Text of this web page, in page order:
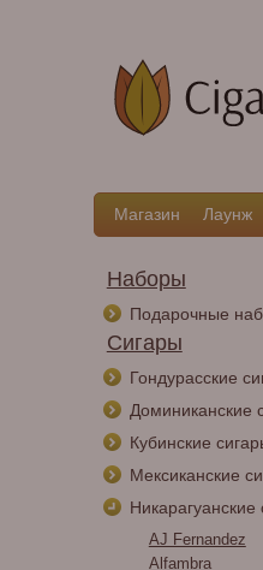
Магазин Лаунж
Наборы
Подарочные
Сигары
Гондурасские
Доминиканские
Кубинские
Мексиканские
Никарагуанские
AJ Fernandez
Alfambra